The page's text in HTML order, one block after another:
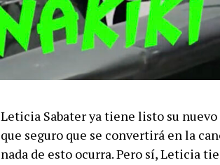
Leticia Sabater ya tiene listo su
que seguro que se convertirá en la
nada de esto ocurra. Pero sí, Leticia